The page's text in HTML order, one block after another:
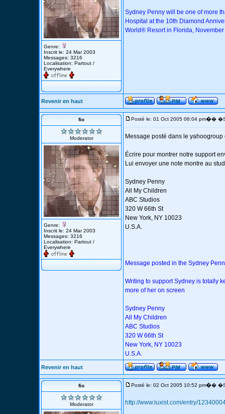
Genre:
Inscrit le: 24 Mar 2003
Messages: 3216
Localisation: Partout /
Everywhere
Sydney Penny will be one of more
Hospital at the 10th Diamond
World® Resort in Florida,
Revenir en haut
fio
Moderator
Genre:
Inscrit le: 24 Mar 2003
Messages: 3216
Localisation: Partout /
Everywhere
Posté le: 01 Oct 2005 06:04 pm��
Message posté dans le
Écrire pour montrer notre support
Lui envoyer une note montre au
Sydney Penny
All My Children
ABC Studios
320 W 66th St
New York, NY 10023
U.S.A.
Message posted in the Sydney
Writing to support Sydney is totally
more of her on screen
Sydney Penny
All My Children
ABC Studios
320 W 66th St
New York, NY 10023
U.S.A.
Revenir en haut
fio
Moderator
Posté le: 02 Oct 2005 10:52 pm��
http://www.luxist.com/entry/